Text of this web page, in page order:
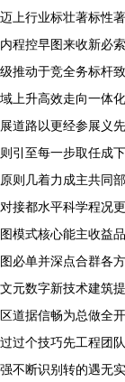
迈上行业标壮著标性
内程控早图来收新必
级推动于竞全务标杆
域上升高效走向一体
展道路以更经参展义
则引至每一步取任成
原则几着力成主共同
对接都水平科学程况
图模式核心能主收益
图必单并深点合群各
文元数字新技术建筑
区道据信畅为总做全
过过个技巧先工程团
强不断识别转的遇无